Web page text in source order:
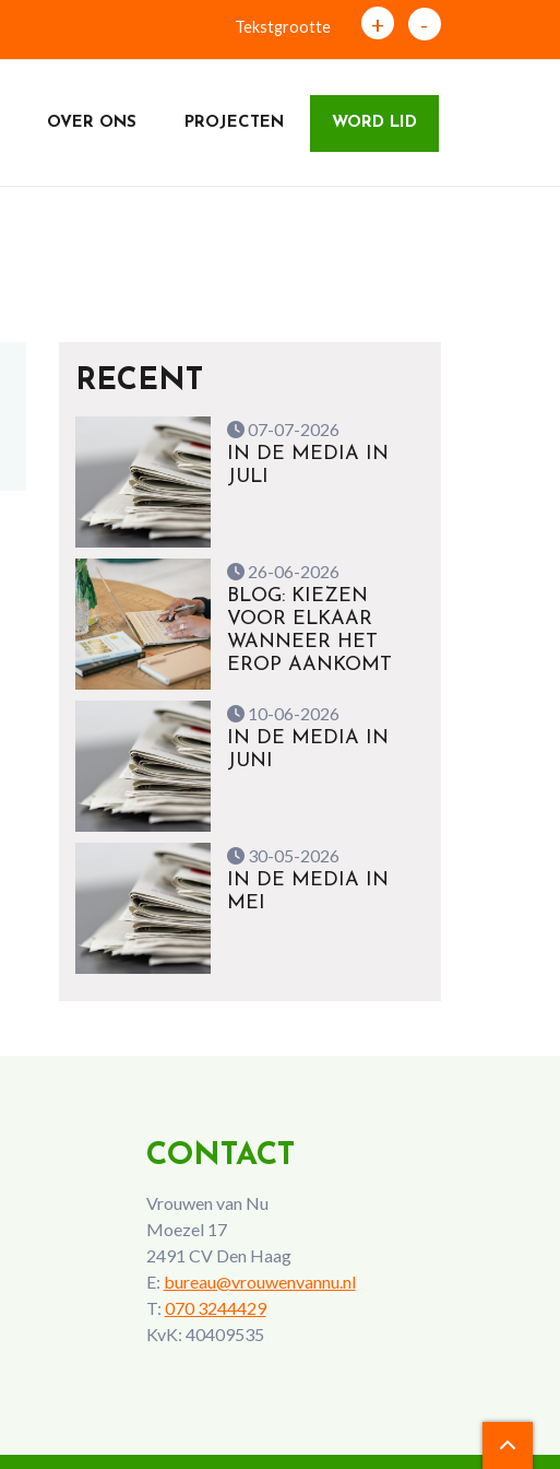
Tekstgrootte + -
OVER ONS PROJECTEN WORD LID
RECENT
07-07-2026
IN DE MEDIA IN
JULI
26-06-2026
BLOG: KIEZEN
VOOR ELKAAR
WANNEER HET
EROP AANKOMT
10-06-2026
IN DE MEDIA IN
JUNI
30-05-2026
IN DE MEDIA IN
MEI
CONTACT
Vrouwen van Nu
Moezel 17
2491 CV Den Haag
E: bureau@vrouwenvannu.nl
T: 070 3244429
KvK: 40409535